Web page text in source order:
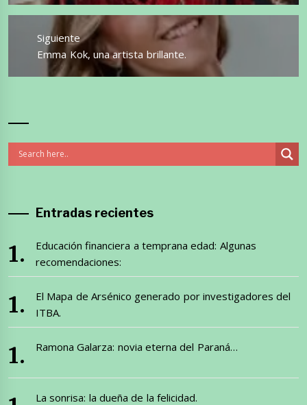
Siguiente
Entrada
siguiente:
Emma Kok, una artista brillante.
Entradas recientes
Educación financiera a temprana edad: Algunas
recomendaciones:
El Mapa de Arsénico generado por investigadores del
ITBA.
Ramona Galarza: novia eterna del Paraná…
La sonrisa: la dueña de la felicidad.